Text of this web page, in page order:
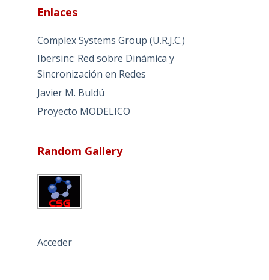
Enlaces
Complex Systems Group (U.R.J.C.)
Ibersinc: Red sobre Dinámica y
Sincronización en Redes
Javier M. Buldú
Proyecto MODELICO
Random Gallery
Acceder